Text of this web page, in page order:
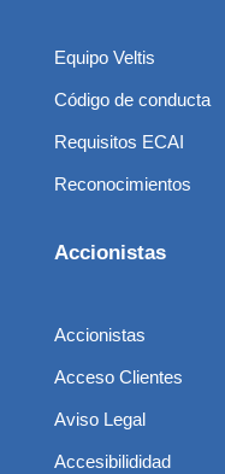
Equipo Veltis
Código de conducta
Requisitos ECAI
Reconocimientos
Accionistas
Accionistas
Acceso Clientes
Aviso Legal
Accesibilididad